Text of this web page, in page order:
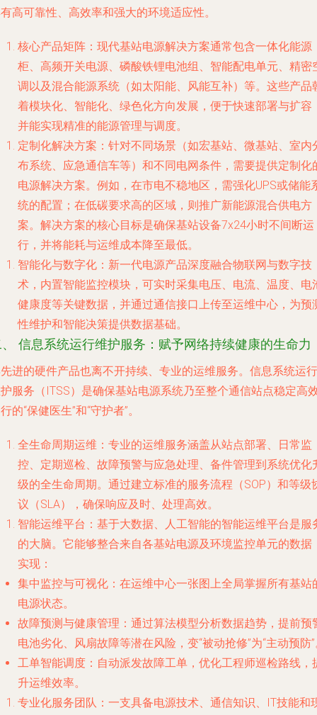
高可靠性、高效率和强大的环境适应性。
核心产品矩阵 ：现代基站电源解决方案通常包含一体化能源
柜、高频开关电源、磷酸铁锂电池组、智能配电单元、精密
调以及混合能源系统（如太阳能、风能互补）等。这些产品
着模块化、智能化、绿色化方向发展，便于快速部署与扩容
并能实现精准的能源管理与调度。
定制化解决方案 ：针对不同场景（如宏基站、微基站、室内
布系统、应急通信车等）和不同电网条件，需要提供定制化
电源解决方案。例如，在市电不稳地区，需强化UPS或储能
统的配置；在低碳要求高的区域，则推广新能源混合供电方
案。解决方案的核心目标是确保基站设备7x24小时不间断运
行，并将能耗与运维成本降至最低。
智能化与数字化 ：新一代电源产品深度融合物联网与数字技
术，内置智能监控模块，可实时采集电压、电流、温度、电
健康度等关键数据，并通过通信接口上传至运维中心，为预
性维护和智能决策提供数据基础。
信息系统运行维护服务：赋予网络持续健康的生命力
进的硬件产品也离不开持续、专业的运维服务。信息系统运行
服务（ITSS）是确保基站电源系统乃至整个通信站点稳定高
的“保健医生”和“守护者”。
全生命周期运维 ：专业的运维服务涵盖从站点部署、日常监
控、定期巡检、故障预警与应急处理、备件管理到系统优化
级的全生命周期。通过建立标准的服务流程（SOP）和等级
议（SLA），确保响应及时、处理高效。
智能运维平台 ：基于大数据、人工智能的智能运维平台是服
的大脑。它能够整合来自各基站电源及环境监控单元的数据
实现：
集中监控与可视化 ：在运维中心一张图上全局掌握所有基站
电源状态。
故障预测与健康管理 ：通过算法模型分析数据趋势，提前预
电池劣化、风扇故障等潜在风险，变“被动抢修”为“主动预防
工单智能调度 ：自动派发故障工单，优化工程师巡检路线，
升运维效率。
专业化服务团队 ：一支具备电源技术、通信知识、IT技能和